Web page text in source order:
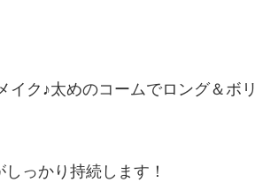
イク♪太めのコームでロング＆ボリ
っかり持続します！